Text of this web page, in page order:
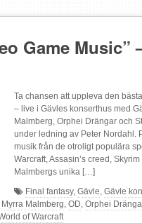
Game Music”
Ta chansen att uppleva den
– live i Gävles konserthus med
Malmberg, Orphei Drängar och
under ledning av Peter Nordahl.
musik från de otroligt populära
Warcraft, Assasin’s creed,
Malmbergs unika […]
Final fantasy, Gävle, Gävle
Myrra Malmberg, OD, Orphei
of Warcraft